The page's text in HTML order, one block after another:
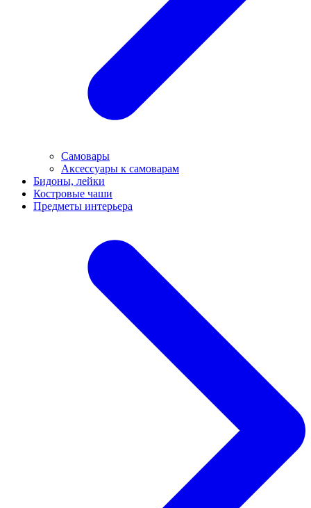
Самовары
Аксессуары к самоварам
Бидоны, лейки
Костровые чаши
Предметы интерьера